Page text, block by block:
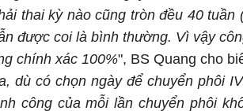
thai kỳ nào cũng tròn đều 40
được coi là bình thường. Vì vậy
chính xác 100%", BS Quang cho
dù có chọn ngày để chuyển phôi
công của mỗi lần chuyển phôi